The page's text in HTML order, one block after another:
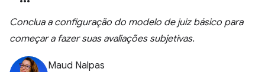
Conclua a configuração do modelo de juiz básico para
começar a fazer suas avaliações subjetivas.
Maud Nalpas